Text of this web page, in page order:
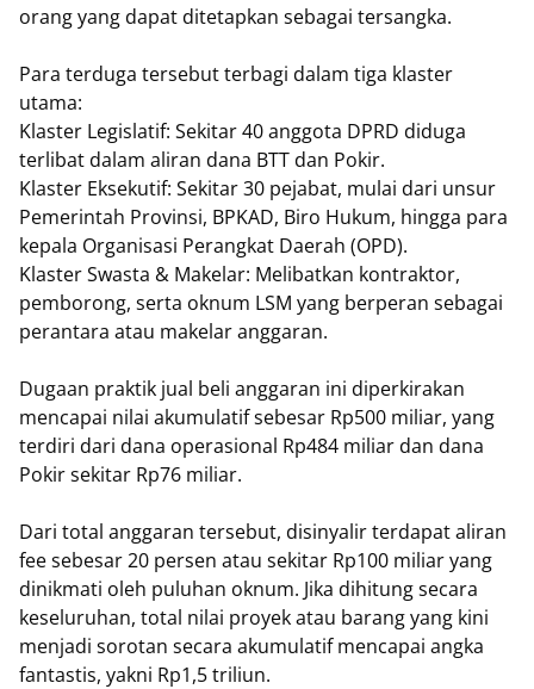
orang yang dapat ditetapkan sebagai tersangka.
Para terduga tersebut terbagi dalam tiga klaster
utama:
​Klaster Legislatif: Sekitar 40 anggota DPRD diduga
terlibat dalam aliran dana BTT dan Pokir.
​Klaster Eksekutif: Sekitar 30 pejabat, mulai dari unsur
Pemerintah Provinsi, BPKAD, Biro Hukum, hingga para
kepala Organisasi Perangkat Daerah (OPD).
​Klaster Swasta & Makelar: Melibatkan kontraktor,
pemborong, serta oknum LSM yang berperan sebagai
perantara atau makelar anggaran.
​Dugaan praktik jual beli anggaran ini diperkirakan
mencapai nilai akumulatif sebesar Rp500 miliar, yang
terdiri dari dana operasional Rp484 miliar dan dana
Pokir sekitar Rp76 miliar.
​Dari total anggaran tersebut, disinyalir terdapat aliran
fee sebesar 20 persen atau sekitar Rp100 miliar yang
dinikmati oleh puluhan oknum. Jika dihitung secara
keseluruhan, total nilai proyek atau barang yang kini
menjadi sorotan secara akumulatif mencapai angka
fantastis, yakni Rp1,5 triliun.